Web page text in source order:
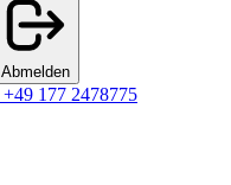
Abmelden
+49 177 2478775